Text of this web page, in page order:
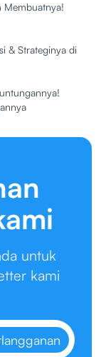
Membuatnya!
& Strateginya di
untuk
kami